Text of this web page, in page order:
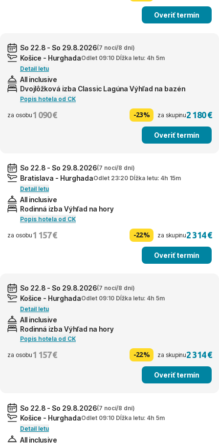
Overiť termín
So 22.8 - So 29.8.2026(7 nocí/8 dní)
Košice - HurghadaOdlet 09:10 Dĺžka letu: 4h 5m
Detail letu
All inclusive
Dvojlôžková izba Classic Lagúna Výhľad na bazén
Popis hotela od CK
za osobu 1 090 € -23% za skupinu2 180 €
Overiť termín
So 22.8 - So 29.8.2026(7 nocí/8 dní)
Bratislava - HurghadaOdlet 23:20 Dĺžka letu: 4h 15m
Detail letu
All inclusive
Rodinná izba Výhľad na hory
Popis hotela od CK
za osobu 1 157 € -22% za skupinu2 314 €
Overiť termín
So 22.8 - So 29.8.2026(7 nocí/8 dní)
Košice - HurghadaOdlet 09:10 Dĺžka letu: 4h 5m
Detail letu
All inclusive
Rodinná izba Výhľad na hory
Popis hotela od CK
za osobu 1 157 € -22% za skupinu2 314 €
Overiť termín
So 22.8 - So 29.8.2026(7 nocí/8 dní)
Košice - HurghadaOdlet 09:10 Dĺžka letu: 4h 5m
Detail letu
All inclusive